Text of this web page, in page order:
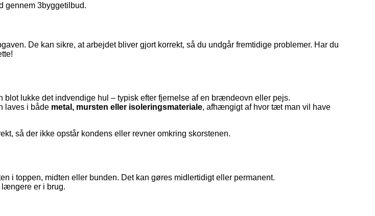
gennem 3byggetilbud.
De kan sikre, at arbejdet bliver gjort korrekt, så du undgår fremtidige problemer. Har du
blot lukke det indvendige hul – typisk efter fjernelse af en brændeovn eller pejs.
laves i både metal, mursten eller isoleringsmateriale, afhængigt af hvor tæt man vil have
så der ikke opstår kondens eller revner omkring skorstenen.
i toppen, midten eller bunden. Det kan gøres midlertidigt eller permanent.
er i brug.